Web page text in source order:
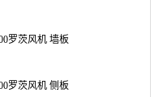
罗茨风机 墙板
罗茨风机 侧板